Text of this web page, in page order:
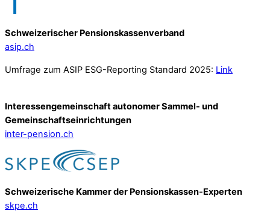
Schweizerischer Pensionskassenverband
asip.ch
Umfrage zum ASIP ESG-Reporting Standard 2025: Link
Interessengemeinschaft autonomer Sammel- und
Gemeinschafts­einrichtungen
inter-pension.ch
Schweizerische Kammer der Pensionskassen-Experten
skpe.ch